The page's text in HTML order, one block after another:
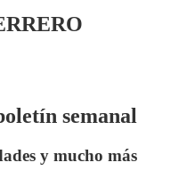
semanal
y mucho más